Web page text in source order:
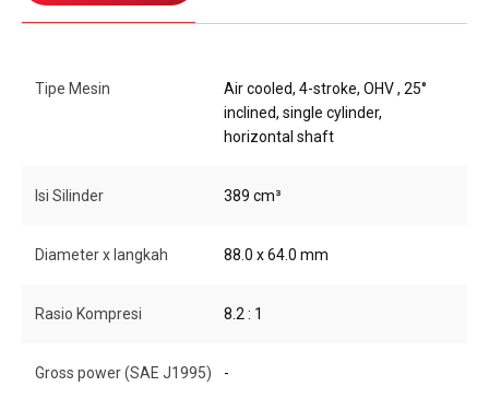
Tipe Mesin
Air cooled, 4-stroke, OHV , 25°
inclined, single cylinder,
horizontal shaft
Isi Silinder 389 cm³
Diameter x langkah 88.0 x 64.0 mm
Rasio Kompresi 8.2 : 1
Gross power (SAE J1995) -